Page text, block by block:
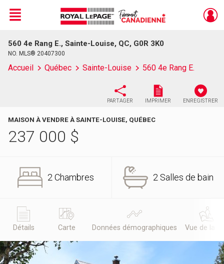
Live
En Direct
Menu
560 4e Rang E., Sainte-Louise, QC, G0R 3K0
NO. MLS® 20407300
Accueil Québec Sainte-Louise 560 4e Rang E.
PARTAGER IMPRIMER ENREGISTRER
MAISON À VENDRE À SAINTE-LOUISE, QUÉBEC
237 000 $
2 Chambres 2 Salles de bain
Détails Carte Données démographiques Vue de la